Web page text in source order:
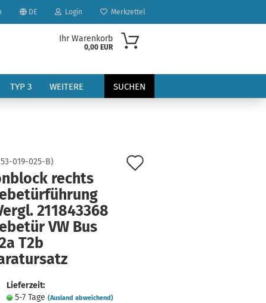
DE Login Merkzettel
Ihr Warenkorb
0,00 EUR
TYP 3 SUCHEN
WEITERE
53-019-025-B)
rechts
211843368
VW Bus
T2b
Lieferzeit:
5-7 Tage (Ausland abweichend)